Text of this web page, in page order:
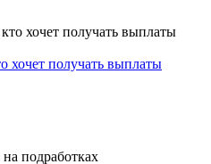
хочет получать выплаты